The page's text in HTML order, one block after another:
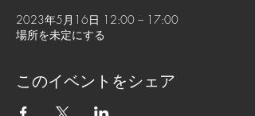
2023年5月16日 12:00 – 17:00
場所を未定にする
このイベントをシェア